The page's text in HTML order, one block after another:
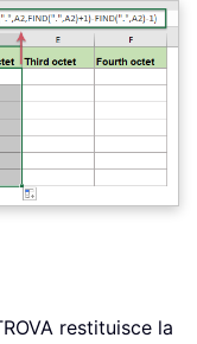
restituisce la